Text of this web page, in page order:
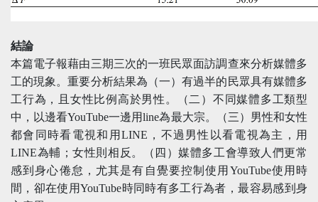
結論
本篇電子報藉由三期三次的一班民眾面訪調查來分析媒體多
工的現象。重要分析結果為（一）有過半的民眾具有媒體多
工行為，且女性比例高於男性。（二）不同媒體多工類型
中，以邊看YouTube一邊用line為最大宗。（三）男性和女性
都會同時看電視和用LINE，不過男性以看電視為主，用
LINE為輔；女性則相反。（四）媒體多工會導致人們更常
感到身心倦怠，尤其是有自覺要控制使用YouTube使用時
間，卻在使用YouTube時同時有多工行為者，最容易感到身